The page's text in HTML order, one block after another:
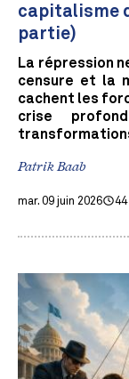
capitalisme
partie)
La répression
censure et la
cachent les
crise
Patrik Baab
mar. 09 juin 2026 44